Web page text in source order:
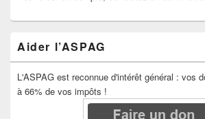
Aider l’ASPAG
L'ASPAG est reconnue d'intérêt général : vos
à 66% de vos impôts !